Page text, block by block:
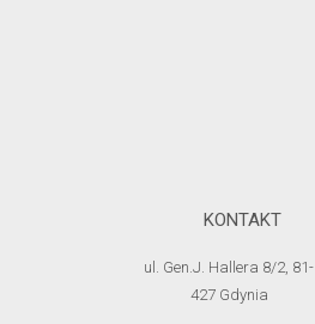
KONTAKT
ul. Gen.J. Hallera 8/2, 81-
427 Gdynia